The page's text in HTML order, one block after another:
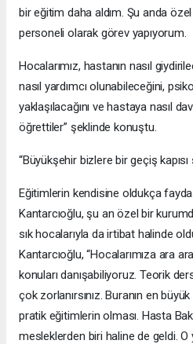
bir eğitim daha aldım. Şu anda
personeli olarak görev yapıyorum.
Hocalarımız, hastanın nasıl
nasıl yardımcı olunabileceğini,
yaklaşılacağını ve hastaya nasıl
öğrettiler” şeklinde konuştu.
“Büyükşehir bizlere bir geçiş kapısı
Eğitimlerin kendisine oldukça
Kantarcıoğlu, şu an özel bir
sık hocalarıyla da irtibat halinde
Kantarcıoğlu, “Hocalarımıza ara
konuları danışabiliyoruz. Teorik
çok zorlanırsınız. Buranın en
pratik eğitimlerin olması. Hasta
mesleklerden biri haline de geldi.